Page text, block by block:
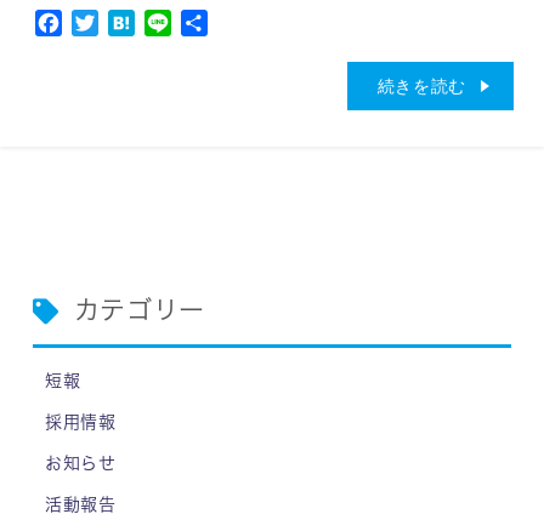
Facebook
TwitterHatena
Line
続きを読む
カテゴリー
短報
採用情報
お知らせ
活動報告